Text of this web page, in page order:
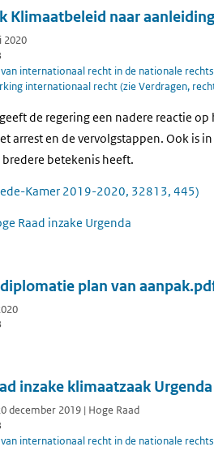
Klimaatbeleid naar
2020
internationaal recht in de nationale
internationaal recht (zie Verdragen,
de regering een nadere reactie
arrest en de vervolgstappen. Ook is
betekenis heeft.
Kamer 2019-2020, 32813, 445)
Raad inzake Urgenda
plan van
inzake klimaatzaak Urgenda
december 2019 | Hoge Raad
internationaal recht in de nationale